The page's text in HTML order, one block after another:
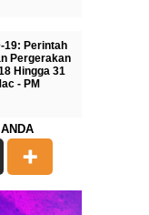
19: Perintah
Pergerakan
Hingga 31
- PM